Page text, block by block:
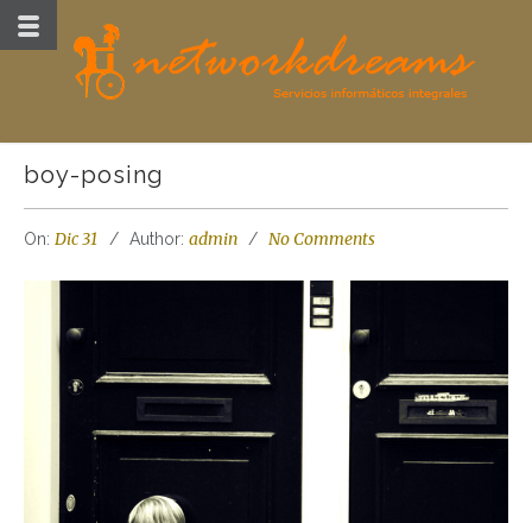
boy-posing
On: Dic 31 Author: admin No Comments